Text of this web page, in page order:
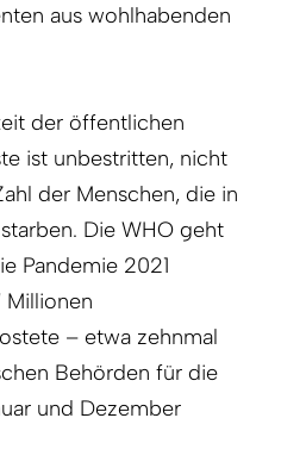
aus wohlhabenden
der öffentlichen
ist unbestritten, nicht
der Menschen, die in
Die WHO geht
Pandemie 2021
– etwa zehnmal
Behörden für die
und Dezember